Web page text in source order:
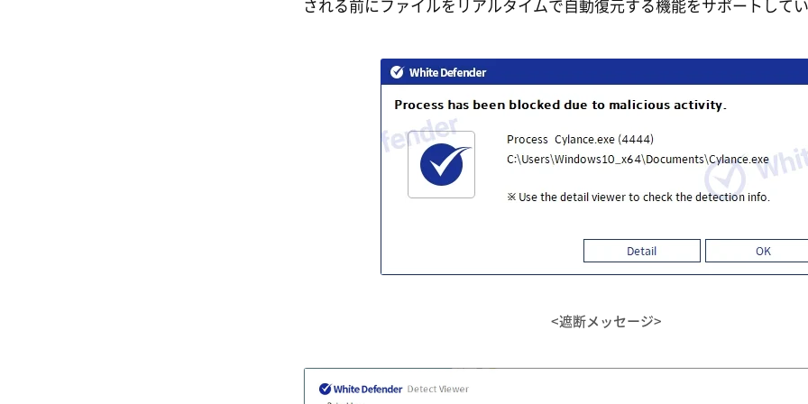
される前にファイルをリアルタイムで自動復元する機能をサポートして
<遮断メッセージ>